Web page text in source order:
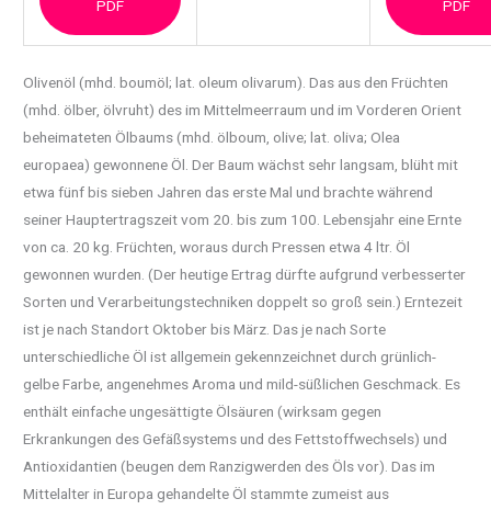
PDF
PDF
Olivenöl (mhd. boumöl; lat. oleum olivarum). Das aus den Früchten
(mhd. ölber, ölvruht) des im Mittelmeerraum und im Vorderen Orient
beheimateten Ölbaums (mhd. ölboum, olive; lat. oliva; Olea
europaea) gewonnene Öl. Der Baum wächst sehr langsam, blüht mit
etwa fünf bis sieben Jahren das erste Mal und brachte während
seiner Hauptertragszeit vom 20. bis zum 100. Lebensjahr eine Ernte
von ca. 20 kg. Früchten, woraus durch Pressen etwa 4 ltr. Öl
gewonnen wurden. (Der heutige Ertrag dürfte aufgrund verbesserter
Sorten und Verarbeitungstechniken doppelt so groß sein.) Erntezeit
ist je nach Standort Oktober bis März. Das je nach Sorte
unterschiedliche Öl ist allgemein gekennzeichnet durch grünlich-
gelbe Farbe, angenehmes Aroma und mild-süßlichen Geschmack. Es
enthält einfache ungesättigte Ölsäuren (wirksam gegen
Erkrankungen des Gefäßsystems und des Fettstoffwechsels) und
Antioxidantien (beugen dem Ranzigwerden des Öls vor). Das im
Mittelalter in Europa gehandelte Öl stammte zumeist aus